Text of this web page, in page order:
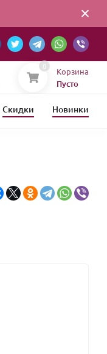
0 Корзина
Пусто
Скидки Новинки